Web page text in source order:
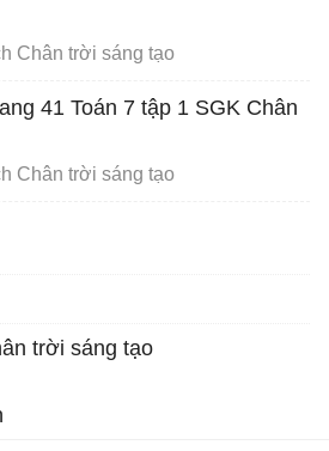
Chân trời sáng tạo
41 Toán 7 tập 1 SGK Chân
Chân trời sáng tạo
trời sáng tạo